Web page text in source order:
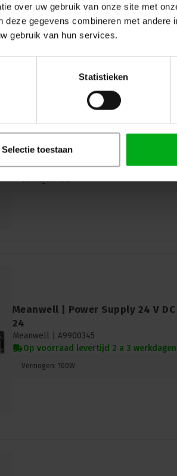
over uw gebruik van onze site met
gegevens combineren met andere
gebruik van hun services.
Statistieken
Selectie toestaan
Meanwell | DIN Rail Power
Well NDR-29
Meanwell |A9900560
Vermogen: 75W
Meanwell | Power Supply 24 V DC
24
Meanwell | A9900345
Op voorraad levertijd 2 a 3 werkdagen
Vermogen: 100W